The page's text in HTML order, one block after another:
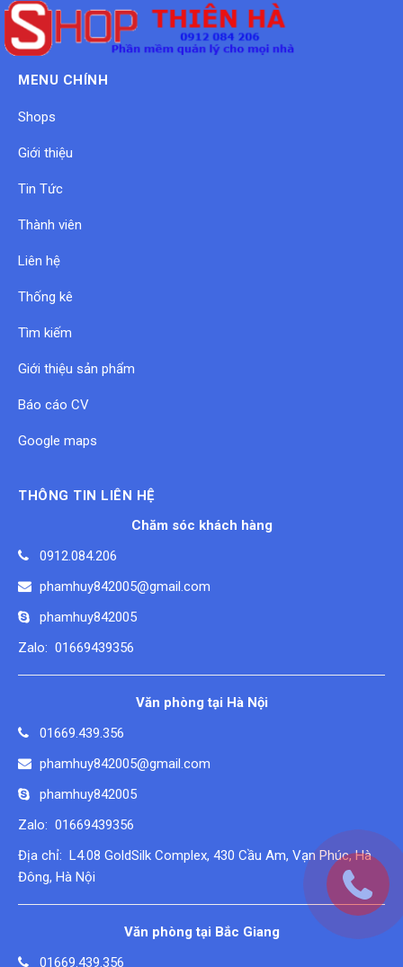
MENU CHÍNH
Shops
Giới thiệu
Tin Tức
Thành viên
Liên hệ
Thống kê
Tìm kiếm
Giới thiệu sản phẩm
Báo cáo CV
Google maps
THÔNG TIN LIÊN HỆ
Chăm sóc khách hàng
0912.084.206
phamhuy842005@gmail.com
phamhuy842005
Zalo: 01669439356
Văn phòng tại Hà Nội
01669.439.356
phamhuy842005@gmail.com
phamhuy842005
Zalo: 01669439356
Địa chỉ: L4.08 GoldSilk Complex, 430 Cầu Am, Vạn Phúc, Hà
Đông, Hà Nội
Văn phòng tại Bắc Giang
01669.439.356